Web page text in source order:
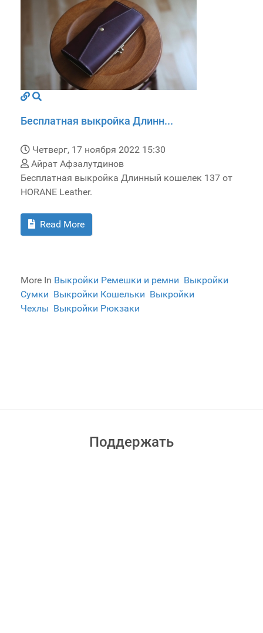
Бесплатная выкройка Длинн...
Четверг, 17 ноября 2022 15:30
Айрат Афзалутдинов
Бесплатная выкройка Длинный кошелек 137 от
HORANE Leather.
Read More
More In Выкройки Ремешки и ремни Выкройки
Сумки Выкройки Кошельки Выкройки
Чехлы Выкройки Рюкзаки
Поддержать